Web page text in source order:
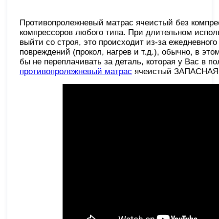
Противопролежневый матрас ячеистый без
компрессоров любого типа. При длительном
выйти со строя, это происходит из-за
повреждений (прокол, нагрев и т.д.), обычно, в
бы не переплачивать за деталь, которая у Вас в
противопролежневый матрас ячеистый